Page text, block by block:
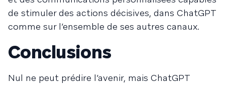
de stimuler des actions décisives, dans ChatGPT
comme sur l’ensemble de ses autres canaux.
Conclusions
Nul ne peut prédire l’avenir, mais ChatGPT